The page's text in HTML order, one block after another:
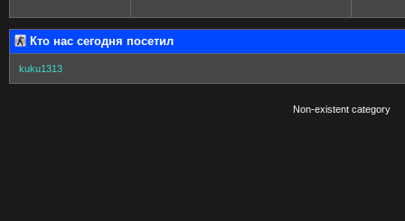
Кто нас сегодня посетил
kuku1313
Non-existent category